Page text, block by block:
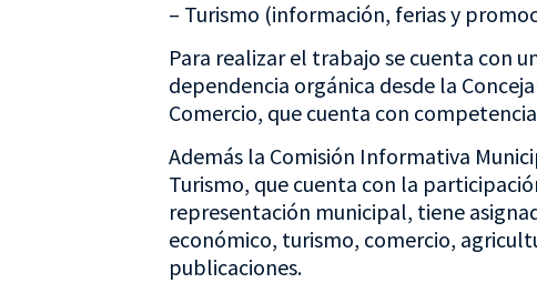
– Turismo (información, ferias y
Para realizar el trabajo se cuenta con
dependencia orgánica desde la
Comercio, que cuenta con
Además la Comisión Informativa
Turismo, que cuenta con la
representación municipal, tiene
económico, turismo, comercio,
publicaciones.